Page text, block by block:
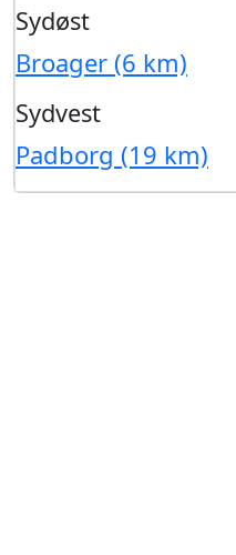
Sydøst
Broager (6 km)
Sydvest
Padborg (19 km)